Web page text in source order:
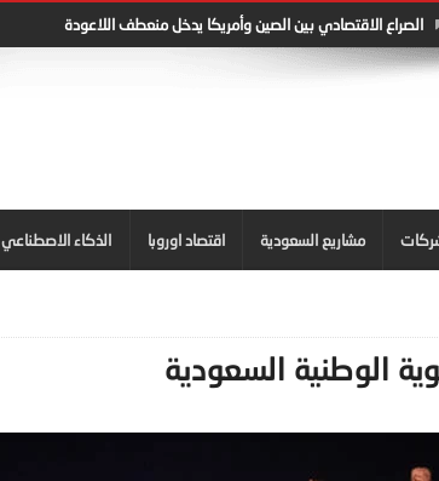
الصراع الاقتصادي بين الصين وأمريكا يدخل منعطف اللاعودة
مشاريع السعودية اقتصاد اوروبا الذكاء الاصطناعي
الوطنية السعودية